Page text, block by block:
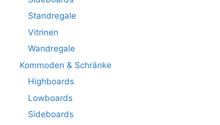
Standregale
Vitrinen
Wandregale
Kommoden & Schränke
Highboards
Lowboards
Sideboards